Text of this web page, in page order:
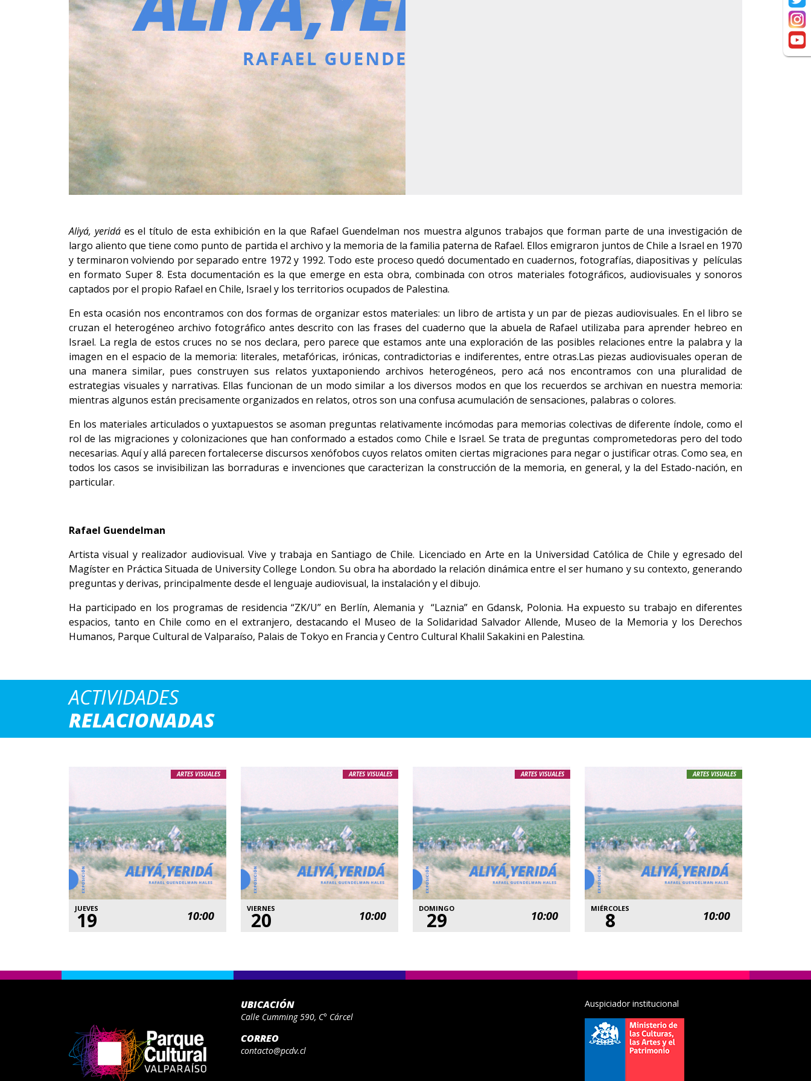
Aliyá, yeridáes el título de esta exhibición en la que Rafael Guendelman nos muestra algunos trabajos que forman parte de una investigación de
largo aliento que tiene como punto de partida el archivo y la memoria de la familia paterna de Rafael. Ellos emigraron juntos de Chile a Israel en 1970
y terminaron volviendo por separado entre 1972 y 1992. Todo este proceso quedó documentado en cuadernos, fotografías, diapositivas y películas
en formato Super 8. Esta documentación es la que emerge en esta obra, combinada con otros materiales fotográficos, audiovisuales y sonoros
captados por el propio Rafael en Chile, Israel y los territorios ocupados de Palestina.
En esta ocasión nos encontramos con dos formas de organizar estos materiales: un libro de artista y un par de piezas audiovisuales. En el libro se
cruzan el heterogéneo archivo fotográfico antes descrito con las frases del cuaderno que la abuela de Rafael utilizaba para aprender hebreo en
Israel. La regla de estos cruces no se nos declara, pero parece que estamos ante una exploración de las posibles relaciones entre la palabra y la
imagen en el espacio de la memoria: literales, metafóricas, irónicas, contradictorias e indiferentes, entre otras.Las piezas audiovisuales operan de
una manera similar, pues construyen sus relatos yuxtaponiendo archivos heterogéneos, pero acá nos encontramos con una pluralidad de
estrategias visuales y narrativas. Ellas funcionan de un modo similar a los diversos modos en que los recuerdos se archivan en nuestra memoria:
mientras algunos están precisamente organizados en relatos, otros son una confusa acumulación de sensaciones, palabras o colores.
En los materiales articulados o yuxtapuestos se asoman preguntas relativamente incómodas para memorias colectivas de diferente índole, como el
rol de las migraciones y colonizaciones que han conformado a estados como Chile e Israel. Se trata de preguntas comprometedoras pero del todo
necesarias. Aquí y allá parecen fortalecerse discursos xenófobos cuyos relatos omiten ciertas migraciones para negar o justificar otras. Como sea, en
todos los casos se invisibilizan las borraduras e invenciones que caracterizan la construcción de la memoria, en general, y la del Estado-nación, en
particular.
Rafael Guendelman
Artista visual y realizador audiovisual. Vive y trabaja en Santiago de Chile. Licenciado en Arte en la Universidad Católica de Chile y egresado del
Magíster en Práctica Situada de University College London. Su obra ha abordado la relación dinámica entre el ser humano y su contexto, generando
preguntas y derivas, principalmente desde el lenguaje audiovisual, la instalación y el dibujo.
Ha participado en los programas de residencia “ZK/U” en Berlín, Alemania y “Laznia” en Gdansk, Polonia. Ha expuesto su trabajo en diferentes
espacios, tanto en Chile como en el extranjero, destacando el Museo de la Solidaridad Salvador Allende, Museo de la Memoria y los Derechos
Humanos, Parque Cultural de Valparaíso, Palais de Tokyo en Francia y Centro Cultural Khalil Sakakini en Palestina.
ACTIVIDADES
RELACIONADAS
ARTES VISUALES
JUEVES
19 10:00
ARTES VISUALES
VIERNES
20 10:00
ARTES VISUALES
DOMINGO
29 10:00
ARTES VISUALES
MIÉRCOLES
8 10:00
UBICACIÓN
Calle Cumming 590, C° Cárcel
CORREO
contacto@pcdv.cl
Auspiciador institucional